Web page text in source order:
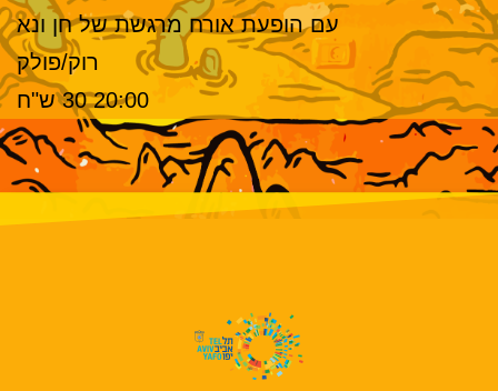
עם הופעת אורח מרגשת של חן ונא
רוק/פולק
20:00 30 ש"ח